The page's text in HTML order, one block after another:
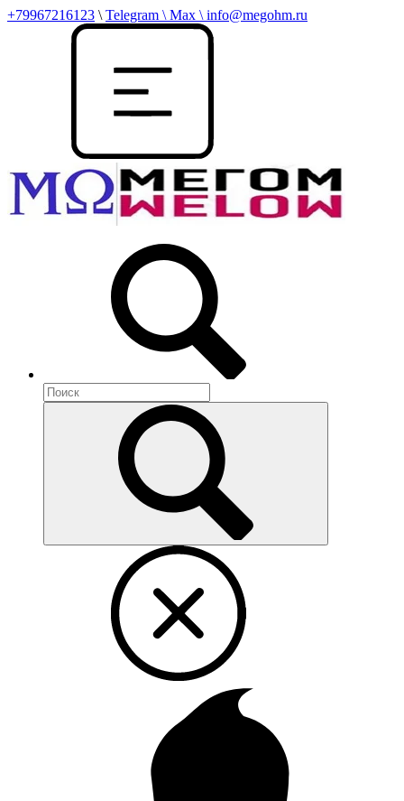
+79967216123 \ Telegram \ Max \ info@megohm.ru